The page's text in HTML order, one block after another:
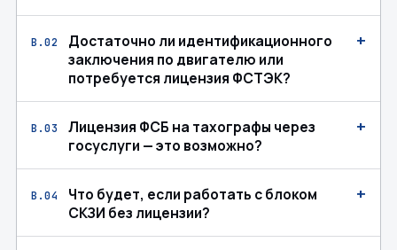
В.02
Достаточно ли идентификационного
заключения по двигателю или
потребуется лицензия ФСТЭК?
+
В.03
Лицензия ФСБ на тахографы через
госуслуги — это возможно?
+
В.04
Что будет, если работать с блоком
СКЗИ без лицензии?
+